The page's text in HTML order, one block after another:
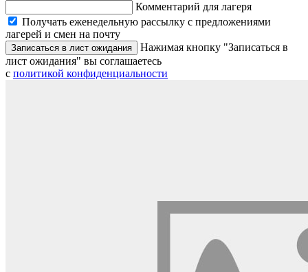
Комментарий для лагеря
Получать еженедельную рассылку с предложениями
лагерей и смен на почту
Записаться в лист ожидания
Нажимая кнопку "Записаться в
лист ожидания" вы соглашаетесь
с политикой конфиденциальности